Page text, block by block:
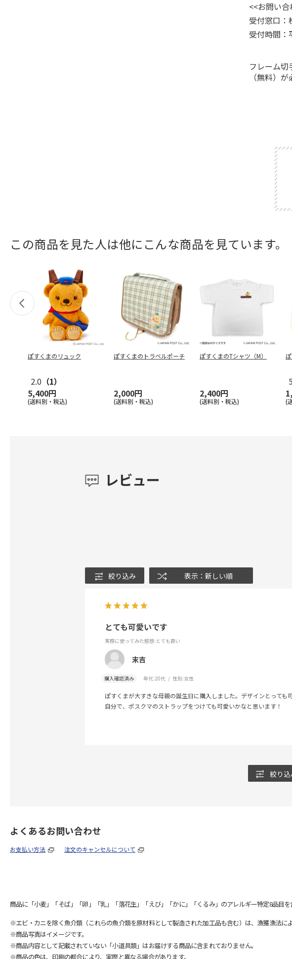
<<お問い
受付窓口
受付時間：
フレーム
（無料）
この商品を見た人は他にこんな商品を見ています。
ぽすくまのリュック
2.0 （1）
5,400円
(送料別・税込)
ぽすくまのトラベルポーチ
2,000円
(送料別・税込)
ぽすくまのTシャツ（M）
2,400円
(送料別・税込) (
レビュー
絞り込み 表示：新しい順
とても可愛いです
実際に使ってみた感想:とても良い
末吉
購入確認済み 年代:20代 性別:女性
ぽすくまが大すきな母親の誕生日に購入しました。デザインとって
自分で、ポスクマのストラップをつけても可愛いかなと思います！
絞り
よくあるお問い合わせ
お支払い方法 注文のキャンセルについて
商品に「小麦」「そば」「卵」「乳」「落花生」「えび」「かに」「くるみ」のアレルギー特定8品目を
※エビ・カニを除く魚介類（これらの魚介類を原材料として製造された加工品も含む）は、漁獲漁法に
※商品写真はイメージです。
※商品内容として記載されていない「小道具類」はお届けする商品に含まれておりません。
※商品の色は、印刷の都合により、実際と異なる場合があります。